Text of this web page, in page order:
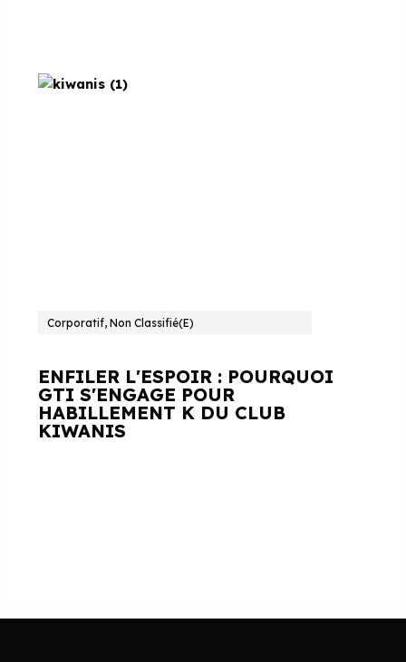
Corporatif, Non Classifié(e)
ENFILER L'ESPOIR : POURQUOI
GTI S'ENGAGE POUR
HABILLEMENT K DU CLUB
KIWANIS